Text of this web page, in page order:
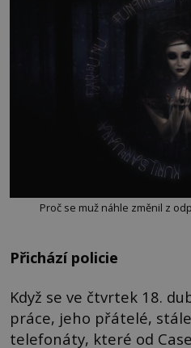
Proč se muž náhle změnil z
Přichází policie
Když se ve čtvrtek 18.
práce, jeho přátelé,
telefonáty, které od